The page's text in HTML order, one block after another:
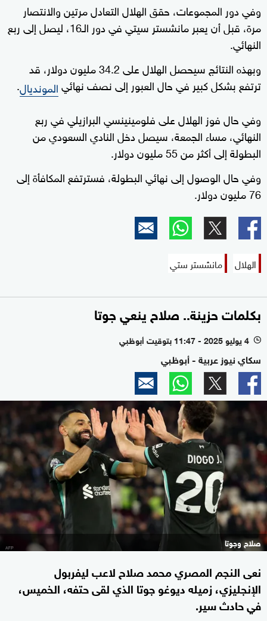
وفي دور المجموعات، حقق الهلال التعادل مرتين والانتصار
مرة، قبل أن يعبر مانشستر سيتي في دور الـ16، ليصل إلى ربع
النهائي.
وبهذه النتائج سيحصل الهلال على 34.2 مليون دولار، قد
ترتفع بشكل كبير في حال العبور إلى نصف نهائيالمونديال.
وفي حال فوز الهلال على فلومينينسي البرازيلي في ربع
النهائي، مساء الجمعة، سيصل دخل النادي السعودي من
البطولة إلى أكثر من 55 مليون دولار.
وفي حال الوصول إلى نهائي البطولة، فسترتفع المكافأة إلى
76 مليون دولار.
الهلال مانشستر ستي
بكلمات حزينة.. صلاح ينعي جوتا
l 4 يوليو 2025 - 11:47 بتوقيت أبوظبي
سكاي نيوز عربية - أبوظبي
صلاح وجوتا
نعى النجم المصري محمد صلاح لاعب ليفربول
الإنجليزي، زميله ديوغو جوتا الذي لقى حتفه، الخميس،
في حادث سير.